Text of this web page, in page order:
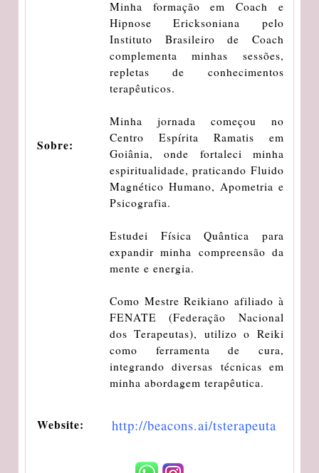
Sobre:
Minha formação em Coach e
Hipnose Ericksoniana pelo
Instituto Brasileiro de Coach
complementa minhas sessões,
repletas de conhecimentos
terapêuticos.
Minha jornada começou no
Centro Espírita Ramatis em
Goiânia, onde fortaleci minha
espiritualidade, praticando Fluido
Magnético Humano, Apometria e
Psicografia.
Estudei Física Quântica para
expandir minha compreensão da
mente e energia.
Como Mestre Reikiano afiliado à
FENATE (Federação Nacional
dos Terapeutas), utilizo o Reiki
como ferramenta de cura,
integrando diversas técnicas em
minha abordagem terapêutica.
Website: http://beacons.ai/tsterapeuta